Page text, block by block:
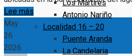
Los Mártires
Antonio Nariño
Localidad 16 – 20
Puente Aranda
La Candelaria
Lee más
May
26
2026